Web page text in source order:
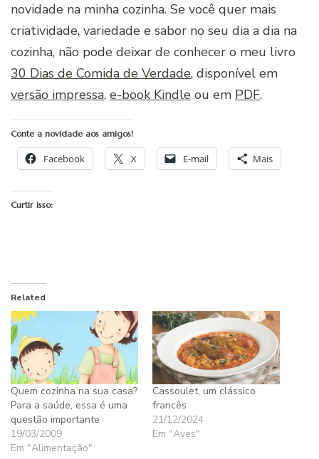
novidade na minha cozinha. Se você quer mais
criatividade, variedade e sabor no seu dia a dia na
cozinha, não pode deixar de conhecer o meu livro
30 Dias de Comida de Verdade, disponível em
versão impressa, e-book Kindle ou em PDF.
Conte a novidade aos amigos!
Facebook X E-mail Mais
Curtir isso:
Related
Quem cozinha na sua casa?
Para a saúde, essa é uma
questão importante
19/03/2009
Em "Alimentação"
Cassoulet, um clássico
francês
21/12/2024
Em "Aves"